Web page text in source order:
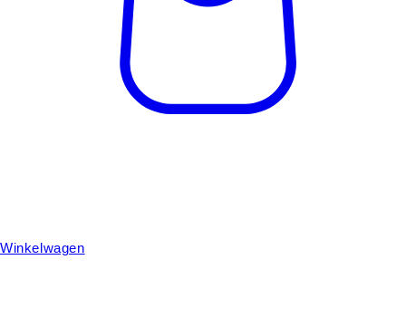
Winkelwagen